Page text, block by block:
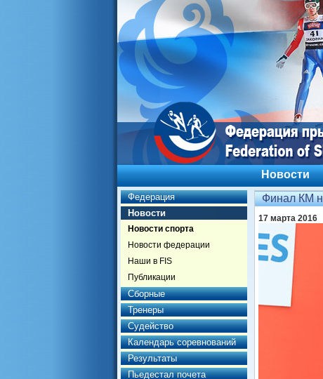
Новости
Федерация
Новости
Новости спорта
Новости федерации
Наши в FIS
Публикации
Сборные
Тренеры
Судейство
Календарь соревнований
Результаты
Пьедестал почета
Финал КМ
17 марта 2016